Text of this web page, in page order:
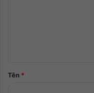
Tên *